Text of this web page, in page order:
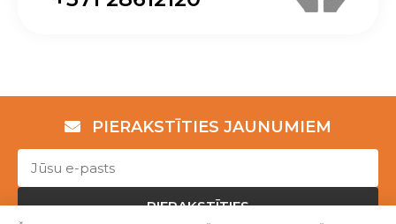
PIERAKSTĪTIES JAUNUMIEM
PIERAKSTĪTIES